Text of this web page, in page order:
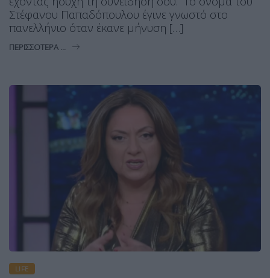
Στέφανου Παπαδόπουλου έγινε γνωστό στο
πανελλήνιο όταν έκανε μήνυση […]
ΠΕΡΙΣΣΌΤΕΡΑ ...
LIFE